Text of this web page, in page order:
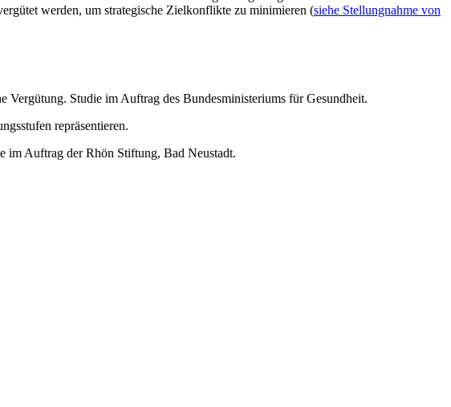
werden, um strategische Zielkonflikte zu minimieren (siehe Stellungnahme von
Studie im Auftrag des Bundesministeriums für Gesundheit.
repräsentieren.
im Auftrag der Rhön Stiftung, Bad Neustadt.